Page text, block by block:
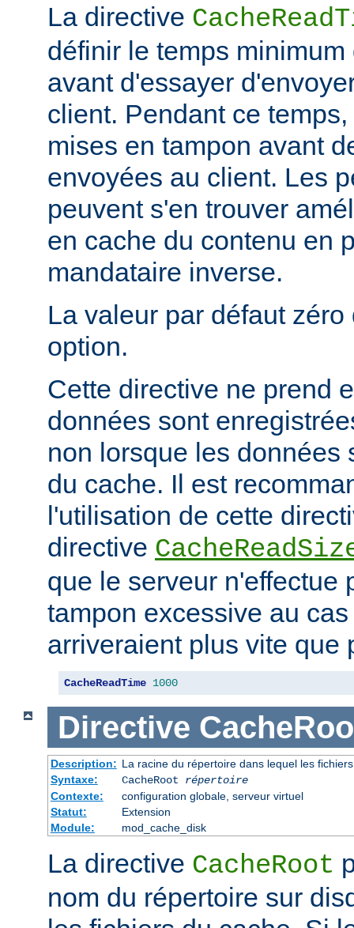
La directive
définir le temps
avant d'essayer
client. Pendant ce
mises en tampon avant
envoyées au client. Les
peuvent s'en trouver
en cache du contenu en
mandataire inverse.
La valeur par défaut
option.
Cette directive ne prend
données sont
non lorsque les données
du cache. Il est
l'utilisation de cette
directive
que le serveur n'effectue
tampon excessive au
arriveraient plus vite que
CacheReadTime 1000
Directive
Description: La racine du répertoire dans lequel les
Syntaxe:
CacheRoot répertoire
Contexte:
configuration globale, serveur virtuel
Statut:
Extension
Module:
mod_cache_disk
La directive CacheRoot
nom du répertoire sur